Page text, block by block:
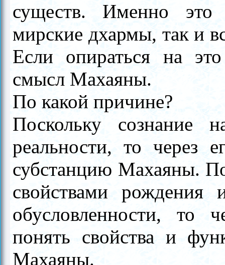
существ. Именно это
мирские дхармы, так и
Если опираться на
смысл Махаяны.
По какой причине?
Поскольку сознание
реальности, то через
субстанцию Махаяны.
свойствами рождения
обусловленности, то
понять свойства и
Махаяны.